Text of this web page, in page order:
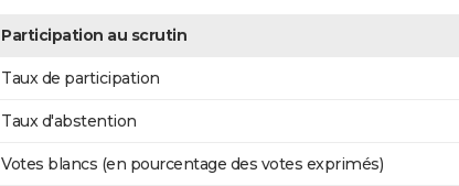
Participation au scrutin
Taux de participation
Taux d'abstention
Votes blancs (en pourcentage des votes exprimés)